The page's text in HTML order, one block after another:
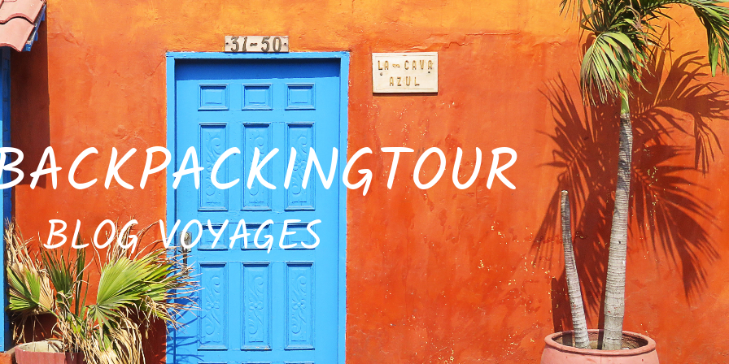
BLOG VOYAGES